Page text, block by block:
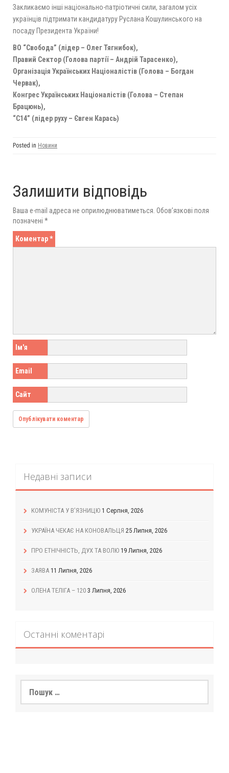
Закликаємо інші національно-патріотичні сили, загалом усіх
українців підтримати кандидатуру Руслана Кошулинського на
посаду Президента України!
ВО “Свобода” (лідер – Олег Тягнибок),
Правий Сектор (Голова партії – Андрій Тарасенко),
Організація Українських Націоналістів (Голова – Богдан
Червак),
Конгрес Українських Націоналістів (Голова – Степан
Брацюнь),
“С14” (лідер руху – Євген Карась)
Posted in Новини
Залишити відповідь
Ваша e-mail адреса не оприлюднюватиметься. Обов’язкові поля
позначені *
Коментар*
Ім'я
Email
Сайт
Недавні записи
КОМУНІСТА У В’ЯЗНИЦЮ 1 Серпня, 2026
УКРАЇНА ЧЕКАЄ НА КОНОВАЛЬЦЯ 25 Липня, 2026
ПРО ЕТНІЧНІСТЬ, ДУХ ТА ВОЛЮ 19 Липня, 2026
ЗАЯВА 11 Липня, 2026
ОЛЕНА ТЕЛІГА – 120 3 Липня, 2026
Останні коментарі